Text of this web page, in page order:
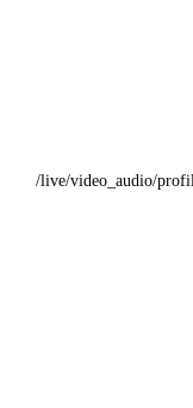
/live/video_audio/